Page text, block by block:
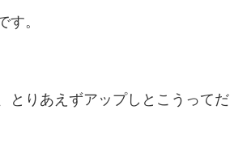
。
とりあえずアップしとこうってだ